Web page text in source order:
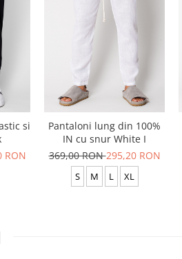
si
RON
Pantaloni lung din 100%
IN cu snur White I
369,00 RON295,20 RON
S M L XL